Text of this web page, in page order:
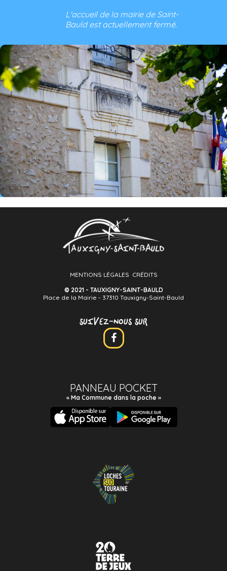
L'accueil de la mairie de Saint-
Bauld est actuellement fermé.
MENTIONS LÉGALES CRÉDITS
© 2021 - TAUXIGNY-SAINT-BAULD
Place de la Mairie - 37310 Tauxigny-Saint-Bauld
SUIVEZ-NOUS SUR
PANNEAU POCKET
« Ma Commune dans la poche »